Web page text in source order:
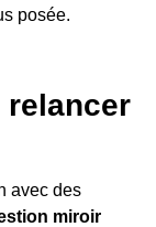
posée.
relancer
avec des
miroir